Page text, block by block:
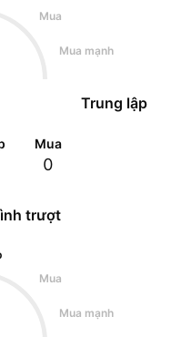
Mua
Mua mạnh
Trung lập
Mua
0
trượt
Mua
Mua mạnh